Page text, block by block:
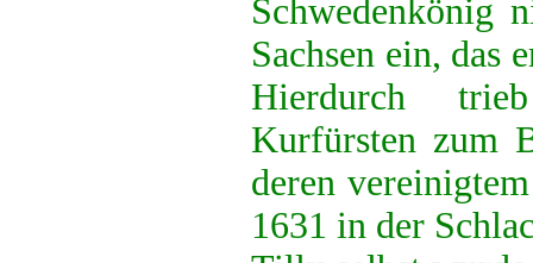
Schwedenkönig
Sachsen ein, das
Hierdurch
Kurfürsten zum
deren
1631 in der